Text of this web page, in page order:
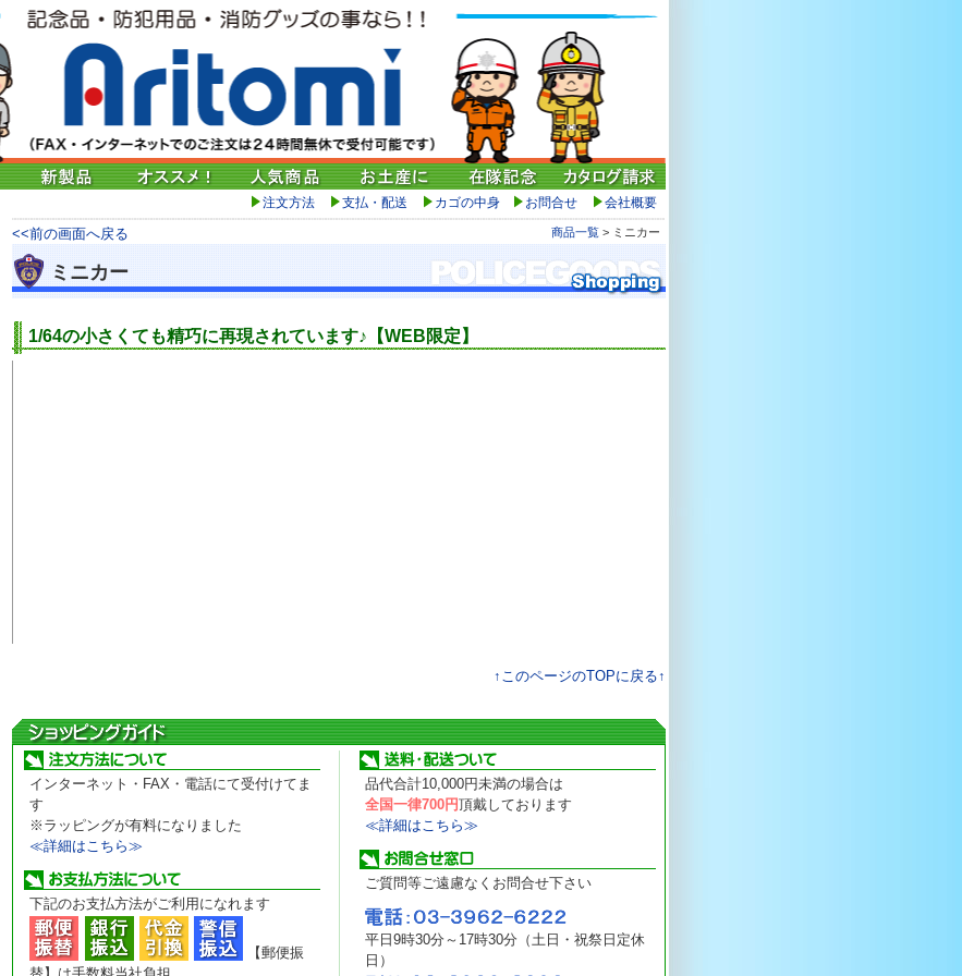
注文方法 支払・配送 カゴの中身 お問合せ 会社概要
<<前の画面へ戻る 商品一覧 > ミニカー
ミニカー
1/64の小さくても精巧に再現されています♪【WEB限定】
↑このページのTOPに戻る↑
インターネット・FAX・電話にて受付けてま
す
※ラッピングが有料になりました
≪詳細はこちら≫
下記のお支払方法がご利用になれます
【郵便振
品代合計10,000円未満の場合は
全国一律700円頂戴しております
≪詳細はこちら≫
ご質問等ご遠慮なくお問合せ下さい
平日9時30分～17時30分（土日・祝祭日定休
日）